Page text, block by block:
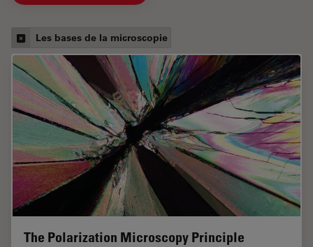
Les bases de la microscopie
The Polarization Microscopy Principle